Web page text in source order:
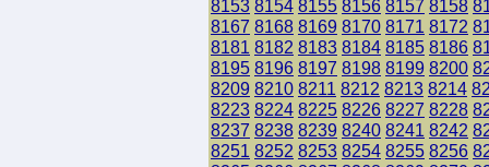
8153 8154 8155 8156 8157 8158
8167 8168 8169 8170 8171 8172
8181 8182 8183 8184 8185 8186
8195 8196 8197 8198 8199 8200
8209 8210 8211 8212 8213 8214
8223 8224 8225 8226 8227 8228
8237 8238 8239 8240 8241 8242
8251 8252 8253 8254 8255 8256